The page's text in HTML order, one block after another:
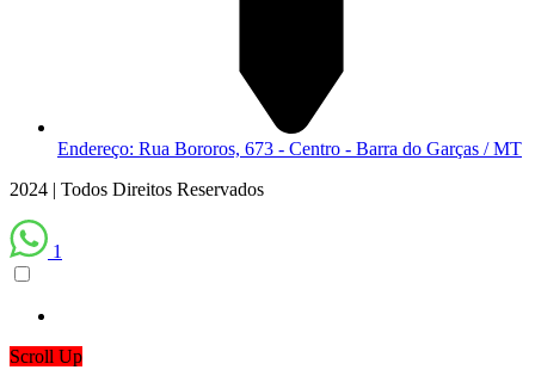
Endereço: Rua Bororos, 673 - Centro - Barra do Garças / MT
2024 | Todos Direitos Reservados
1
Scroll Up